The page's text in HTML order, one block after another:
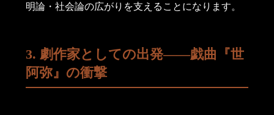
明論・社会論の広がりを支えることになります。
3. 劇作家としての出発――戯曲『世
阿弥』の衝撃